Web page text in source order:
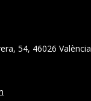
54, 46026 València